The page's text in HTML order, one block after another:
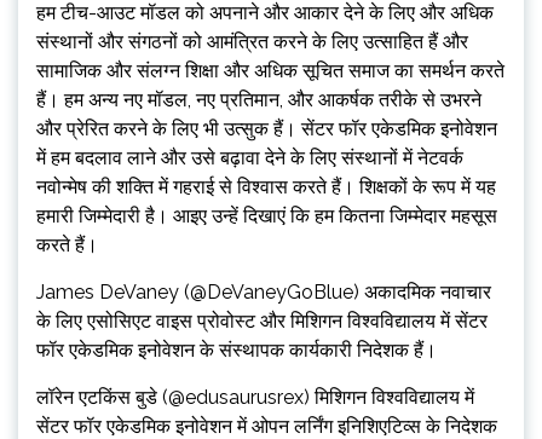
हम टीच-आउट मॉडल को अपनाने और आकार देने के लिए और अधिक
संस्थानों और संगठनों को आमंत्रित करने के लिए उत्साहित हैं और
सामाजिक और संलग्न शिक्षा और अधिक सूचित समाज का समर्थन करते
हैं। हम अन्य नए मॉडल, नए प्रतिमान, और आकर्षक तरीके से उभरने
और प्रेरित करने के लिए भी उत्सुक हैं। सेंटर फॉर एकेडमिक इनोवेशन
में हम बदलाव लाने और उसे बढ़ावा देने के लिए संस्थानों में नेटवर्क
नवोन्मेष की शक्ति में गहराई से विश्वास करते हैं। शिक्षकों के रूप में यह
हमारी जिम्मेदारी है। आइए उन्हें दिखाएं कि हम कितना जिम्मेदार महसूस
करते हैं।
James DeVaney (@DeVaneyGoBlue) अकादमिक नवाचार
के लिए एसोसिएट वाइस प्रोवोस्ट और मिशिगन विश्वविद्यालय में सेंटर
फॉर एकेडमिक इनोवेशन के संस्थापक कार्यकारी निदेशक हैं।
लॉरेन एटकिंस बुडे (@edusaurusrex) मिशिगन विश्वविद्यालय में
सेंटर फॉर एकेडमिक इनोवेशन में ओपन लर्निंग इनिशिएटिव्स के निदेशक